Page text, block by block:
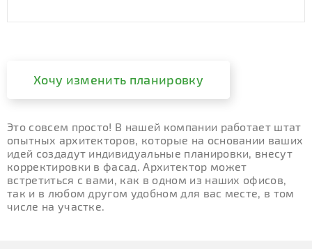
Хочу изменить планировку
Это совсем просто! В нашей компании работает штат
опытных архитекторов, которые на основании ваших
идей создадут индивидуальные планировки, внесут
корректировки в фасад. Архитектор может
встретиться с вами, как в одном из наших офисов,
так и в любом другом удобном для вас месте, в том
числе на участке.